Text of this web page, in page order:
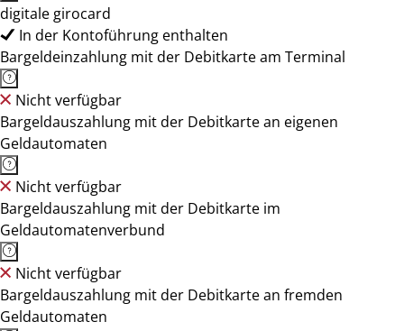
digitale girocard
In der Kontoführung enthalten
Bargeldeinzahlung mit der Debitkarte am Terminal
Nicht verfügbar
Bargeldauszahlung mit der Debitkarte an eigenen
Geldautomaten
Nicht verfügbar
Bargeldauszahlung mit der Debitkarte im
Geldautomatenverbund
Nicht verfügbar
Bargeldauszahlung mit der Debitkarte an fremden
Geldautomaten